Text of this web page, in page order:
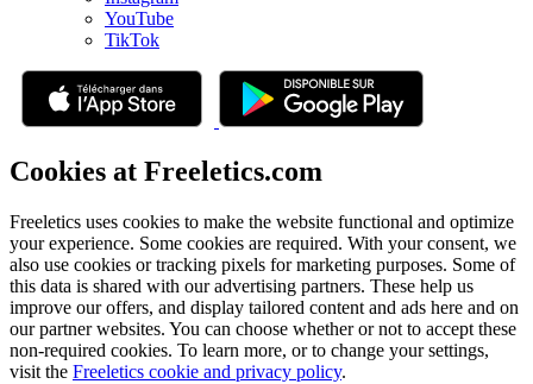
YouTube
TikTok
Cookies at Freeletics.com
Freeletics uses cookies to make the website functional and optimize
your experience. Some cookies are required. With your consent, we
also use cookies or tracking pixels for marketing purposes. Some of
this data is shared with our advertising partners. These help us
improve our offers, and display tailored content and ads here and on
our partner websites. You can choose whether or not to accept these
non-required cookies. To learn more, or to change your settings,
visit the Freeletics cookie and privacy policy.